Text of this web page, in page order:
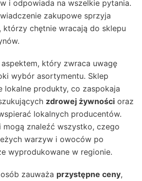
i odpowiada na wszelkie pytania.
zakupowe sprzyja
którzy chętnie wracają do sklepu
który zwraca uwagę
wybór asortymentu. Sklep
lokalne produkty, co zaspokaja
zdrowej żywności oraz
lokalnych producentów.
mogą znaleźć wszystko, czego
warzyw i owoców po
wyprodukowane w regionie.
zauważa przystępne ceny,